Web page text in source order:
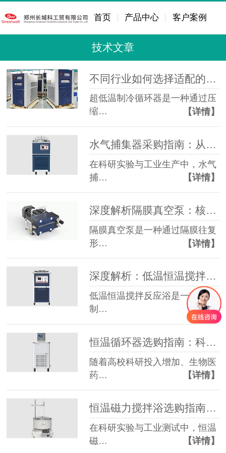
首页 产品中心 客户案例
技术文章
超低温制冷循环器是一种通过压
缩…
【详情】
水气捕集器采购指南：从需求梳理到验收的全流程要点
在科研实验与工业生产中，水气
捕…
【详情】
深度解析隔膜真空泵：核心原理与应用场景
隔膜真空泵是一种通过隔膜往复
形…
【详情】
深度解析：低温恒温搅拌反应浴 原理应用与优质厂家选择指南
低温恒温搅拌反应浴是一种集成
制…
【详情】
恒温循环器选购指南：科学选型避坑全攻略
随着高校科研投入增加、生物医
药…
【详情】
恒温磁力搅拌浴选购指南：科学选型避坑全攻略
在科研实验与工业测试中，恒温
磁…
【详情】